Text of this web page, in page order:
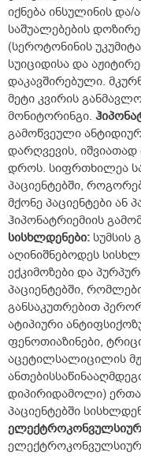
იქნება ინსულინის
საშუალებების
(სეროტონინის
სუიციდისა და
დაკავშირებული.
მეტი კვირის
მონიტორინგი.
გამოწვეული
დარღვევის, იშვიათად
დროს. სიფრთხილეა
პაციენტებში,
მქონე პაციენტები ან
ჰიპონატრიემიის
სისხლდენები: სუმსის
აღინიშნებოდეს
ექკიმოზები და
პაციენტებში,
განსაკუთრებით
ატიპიური
ფენოთიაზინები,
აცეტილსალიცილის
დიპირიდამოლი)
პაციენტებში